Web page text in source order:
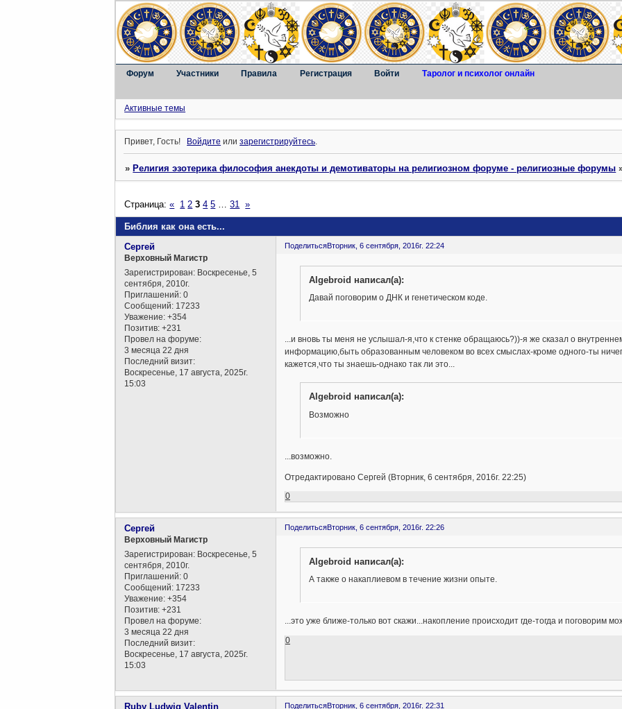
Форум Участники Правила Регистрация Войти Таролог и психолог онлайн
Активные темы
Привет, Гость! Войдите илизарегистрируйтесь.
»Религия эзотерика философия анекдоты и демотиваторы на религиозном форуме - религиозные форумы
Библия как она есть...
Страница:« 1 2 3 4 5 31 »
ПоделитьсяВторник, 6 сентября, 2016г. 22:24
Сергей
Верховный Магистр
Зарегистрирован: Воскресенье, 5
сентября, 2010г.
Приглашений: 0
Сообщений: 17233
Уважение: +354
Позитив: +231
Провел на форуме:
3 месяца 22 дня
Последний визит:
Воскресенье, 17 августа, 2025г.
15:03
Algebroid написал(а):
Давай поговорим о ДНК и генетическом коде.
...и вновь ты меня не услышал-я,что к стенке обращаюсь?))-я же сказал о
информацию,быть образованным человеком во всех смыслах-кроме одного-ты
кажется,что ты знаешь-однако так ли это...
Algebroid написал(а):
Возможно
...возможно.
Отредактировано Сергей (Вторник, 6 сентября, 2016г. 22:25)
0
ПоделитьсяВторник, 6 сентября, 2016г. 22:26
Сергей
Верховный Магистр
Зарегистрирован: Воскресенье, 5
сентября, 2010г.
Приглашений: 0
Сообщений: 17233
Уважение: +354
Позитив: +231
Провел на форуме:
3 месяца 22 дня
Последний визит:
Воскресенье, 17 августа, 2025г.
15:03
Algebroid написал(а):
А также о накаплиевом в течение жизни опыте.
...это уже ближе-только вот скажи...накопление происходит где-тогда и поговорим
0
ПоделитьсяВторник, 6 сентября, 2016г. 22:31
Ruby Ludwig Valentin